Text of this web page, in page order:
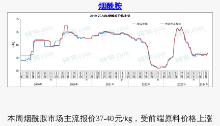
烟酰胺
本周烟酰胺市场主流报价37-40元/kg，受前端原料价格上涨